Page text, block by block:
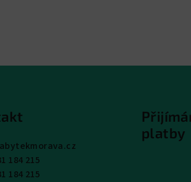
184 215
184 215
platby